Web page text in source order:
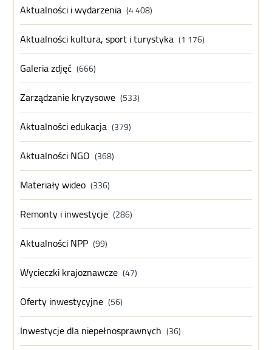
Aktualności i wydarzenia (4 408)
Aktualności kultura, sport i turystyka (1 176)
Galeria zdjęć (666)
Zarządzanie kryzysowe (533)
Aktualności edukacja (379)
Aktualności NGO (368)
Materiały wideo (336)
Remonty i inwestycje (286)
Aktualności NPP (99)
Wycieczki krajoznawcze (47)
Oferty inwestycyjne (56)
Inwestycje dla niepełnosprawnych (36)